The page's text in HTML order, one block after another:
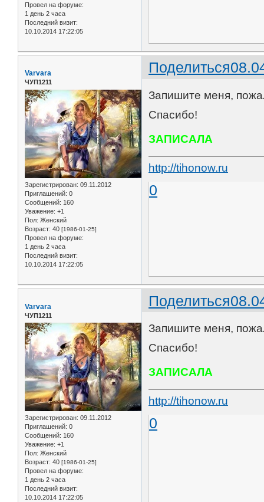
Провел на форуме:
1 день 2 часа
Последний визит:
10.10.2014 17:22:05
Поделиться
Varvara
ЧУП1211
Зарегистрирован: 09.11.2012
Приглашений: 0
Сообщений: 160
Уважение: +1
Пол: Женский
Возраст: 40 [1986-01-25]
Провел на форуме:
1 день 2 часа
Последний визит:
10.10.2014 17:22:05
Запишите меня,
Спасибо!
ЗАПИСАЛА
http://tihonow.ru
0
Поделиться
Varvara
ЧУП1211
Зарегистрирован: 09.11.2012
Приглашений: 0
Сообщений: 160
Уважение: +1
Пол: Женский
Возраст: 40 [1986-01-25]
Провел на форуме:
1 день 2 часа
Последний визит:
10.10.2014 17:22:05
Запишите меня,
Спасибо!
ЗАПИСАЛА
http://tihonow.ru
0